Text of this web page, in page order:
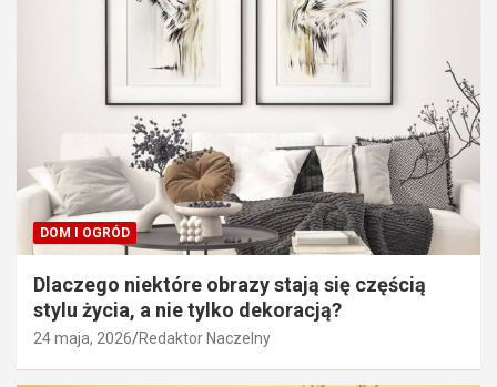
DOM I OGRÓD
Dlaczego niektóre obrazy stają się częścią
stylu życia, a nie tylko dekoracją?
24 maja, 2026 Redaktor Naczelny